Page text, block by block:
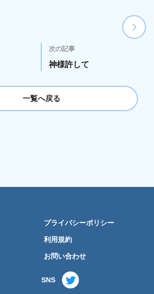
次の記事
神様許して
一覧へ戻る
プライバシーポリシー
利用規約
お問い合わせ
SNS